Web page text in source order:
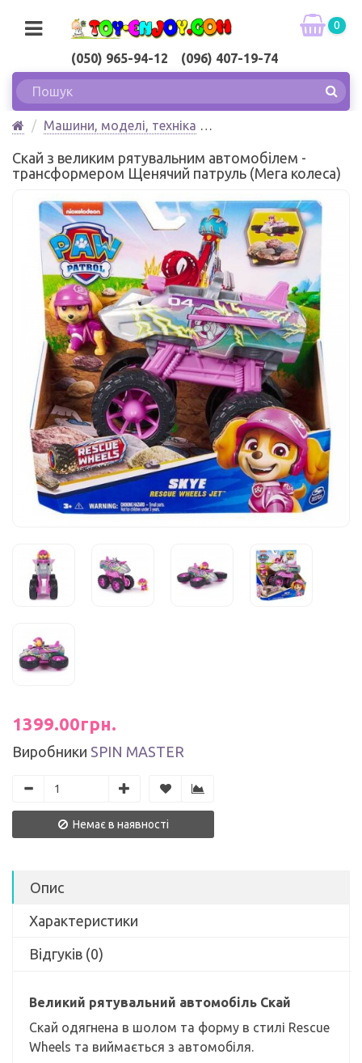
(050) 965-94-12 (096) 407-19-74
0
Машини, моделі, техніка
трансформером Щенячий патруль (серія Мега колеса)
Spin Master
Скай з великим рятувальним автомобілем -
трансформером Щенячий патруль (Мега колеса)
1399.00грн.
Виробники SPIN MASTER
Немає в наявності
Опис
Характеристики
Відгуків (0)
Великий рятувальний автомобіль Скай
Скай одягнена в шолом та форму в стилі Rescue
Wheels та виймається з автомобіля.